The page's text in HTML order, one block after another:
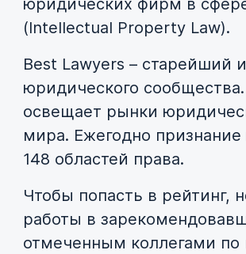
юридических фирм в
(Intellectual Property Law).
Best Lawyers – старейший
юридического
освещает рынки
мира. Ежегодно
148 областей права.
Чтобы попасть в рейтинг,
работы в
отмеченным коллегами по